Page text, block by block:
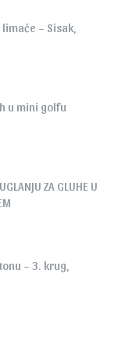
– Sisak,
u mini golfu
ZA GLUHE U
– 3. krug,